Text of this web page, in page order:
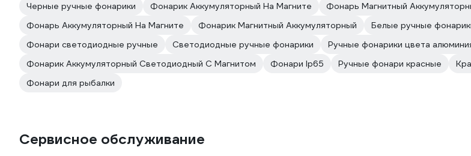
Черные ручные фонарики
Фонарик Аккумуляторный На Магните Фонарь Магнитный
Фонарь Аккумуляторный На Магните
Фонарик Магнитный Аккумуляторный Белые ручные
Фонари светодиодные ручные
Светодиодные ручные фонарики Ручные фонарики цвета
Фонарик Аккумуляторный Светодиодный С Магнитом
Фонари Ip65 Ручные фонари красные
Фонари для рыбалки
Сервисное обслуживание